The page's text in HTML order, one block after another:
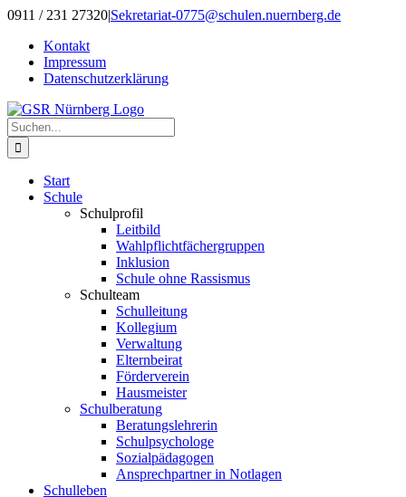
Zum
springen
0911 / 231 27320|Sekretariat-0775@schulen.nuernberg.de
Kontakt
Impressum
Datenschutzerklärung
Suche
nach:
Start
Schule
Schulprofil
Leitbild
Wahlpflichtfächergruppen
Inklusion
Schule ohne Rassismus
Schulteam
Schulleitung
Kollegium
Verwaltung
Elternbeirat
Förderverein
Hausmeister
Schulberatung
Beratungslehrerin
Schulpsychologe
Sozialpädagogen
Ansprechpartner in Notlagen
Schulleben